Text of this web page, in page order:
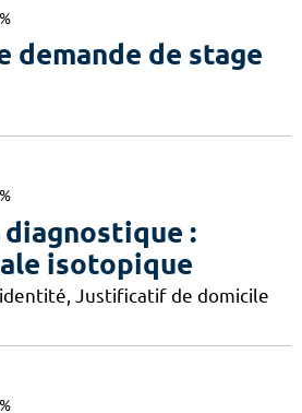
demande de stage
:
isotopique
Justificatif de domicile